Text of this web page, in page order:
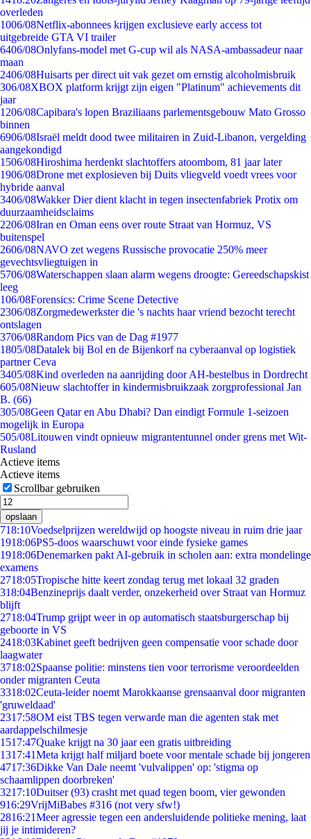
overleden
1006/08Netflix-abonnees krijgen exclusieve early access tot
uitgebreide GTA VI trailer
6406/08Onlyfans-model met G-cup wil als NASA-ambassadeur naar
maan
2406/08Huisarts per direct uit vak gezet om ernstig alcoholmisbruik
306/08XBOX platform krijgt zijn eigen "Platinum" achievements dit
jaar
1206/08Capibara's lopen Braziliaans parlementsgebouw Mato Grosso
binnen
6906/08Israël meldt dood twee militairen in Zuid-Libanon, vergelding
aangekondigd
1506/08Hiroshima herdenkt slachtoffers atoombom, 81 jaar later
1906/08Drone met explosieven bij Duits vliegveld voedt vrees voor
hybride aanval
3406/08Wakker Dier dient klacht in tegen insectenfabriek Protix om
duurzaamheidsclaims
2206/08Iran en Oman eens over route Straat van Hormuz, VS
buitenspel
2606/08NAVO zet wegens Russische provocatie 250% meer
gevechtsvliegtuigen in
5706/08Waterschappen slaan alarm wegens droogte: Gereedschapskist
leeg
106/08Forensics: Crime Scene Detective
2306/08Zorgmedewerkster die 's nachts haar vriend bezocht terecht
ontslagen
3706/08Random Pics van de Dag #1977
1805/08Datalek bij Bol en de Bijenkorf na cyberaanval op logistiek
partner Ceva
3405/08Kind overleden na aanrijding door AH-bestelbus in Dordrecht
605/08Nieuw slachtoffer in kindermisbruikzaak zorgprofessional Jan
B. (66)
305/08Geen Qatar en Abu Dhabi? Dan eindigt Formule 1-seizoen
mogelijk in Europa
505/08Litouwen vindt opnieuw migrantentunnel onder grens met Wit-
Rusland
Actieve items
Actieve items
Scrollbar gebruiken
opslaan
718:10Voedselprijzen wereldwijd op hoogste niveau in ruim drie jaar
1918:06PS5-doos waarschuwt voor einde fysieke games
1918:06Denemarken pakt AI-gebruik in scholen aan: extra mondelinge
examens
2718:05Tropische hitte keert zondag terug met lokaal 32 graden
318:04Benzineprijs daalt verder, onzekerheid over Straat van Hormuz
blijft
2718:04Trump grijpt weer in op automatisch staatsburgerschap bij
geboorte in VS
2418:03Kabinet geeft bedrijven geen compensatie voor schade door
laagwater
3718:02Spaanse politie: minstens tien voor terrorisme veroordeelden
onder migranten Ceuta
3318:02Ceuta-leider noemt Marokkaanse grensaanval door migranten
'gruweldaad'
2317:58OM eist TBS tegen verwarde man die agenten stak met
aardappelschilmesje
1517:47Quake krijgt na 30 jaar een gratis uitbreiding
1317:41Meta krijgt half miljard boete voor mentale schade bij jongeren
4717:36Dikke Van Dale neemt 'vulvalippen' op: 'stigma op
schaamlippen doorbreken'
3217:10Duitser (93) crasht met quad tegen boom, vier gewonden
916:29VrijMiBabes #316 (not very sfw!)
2816:21Meer agressie tegen een andersluidende politieke mening, laat
jij je intimideren?